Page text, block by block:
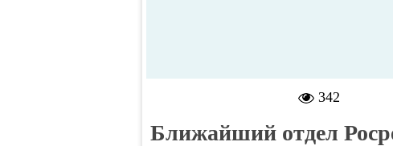
342
Ближайший отдел